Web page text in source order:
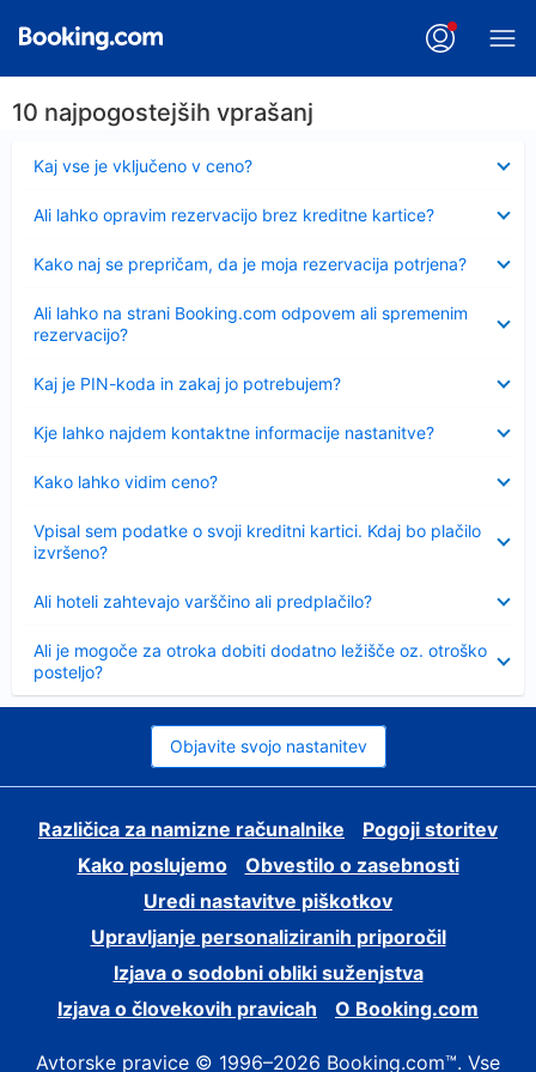
10 najpogostejših vprašanj
Kaj vse je vključeno v ceno?
Ali lahko opravim rezervacijo brez kreditne kartice?
Kako naj se prepričam, da je moja rezervacija potrjena?
Ali lahko na strani Booking.com odpovem ali spremenim
rezervacijo?
Kaj je PIN-koda in zakaj jo potrebujem?
Kje lahko najdem kontaktne informacije nastanitve?
Kako lahko vidim ceno?
Vpisal sem podatke o svoji kreditni kartici. Kdaj bo plačilo
izvršeno?
Ali hoteli zahtevajo varščino ali predplačilo?
Ali je mogoče za otroka dobiti dodatno ležišče oz. otroško
posteljo?
Objavite svojo nastanitev
Različica za namizne računalnike
Pogoji storitev
Kako poslujemo
Obvestilo o zasebnosti
Uredi nastavitve piškotkov
Upravljanje personaliziranih priporočil
Izjava o sodobni obliki suženjstva
Izjava o človekovih pravicah
O Booking.com
Avtorske pravice © 1996–2026 Booking.com™. Vse